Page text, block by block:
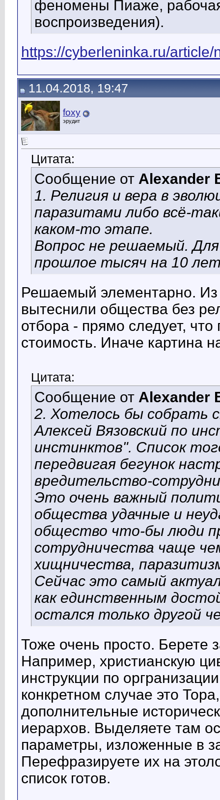
феномены Пиаже,
воспроизведения).
https://cyberleninka.ru/
11.04.2018, 19:47
foxy
эрудит
Цитата:
Сообщение от Alexander
1. Религия и вера в
паразитами либо всё-
каком-то этапе.
Вопрос не решаемый.
прошлое тысяч на 10
Решаемый элементарно. Из
вытеснили общества без
отбора - прямо следует,
стоимость. Иначе картина
Цитата:
Сообщение от Alexander
2. Хотелось бы собрать
Алексей Вязовский по
инстинктов". Список
передвигая бегунок
вредительство-
Это очень важный
общества удачные и
общество что-бы люди
сотрудничества чаще
хищничества,
Сейчас это самый
как единственным
остался только другой
Тоже очень просто. Берете
Например, христианскую
инструкции по
конкретном случае это
дополнительные
иерархов. Выделяете там
параметры, изложенные в
Перефразируете их на
список готов.